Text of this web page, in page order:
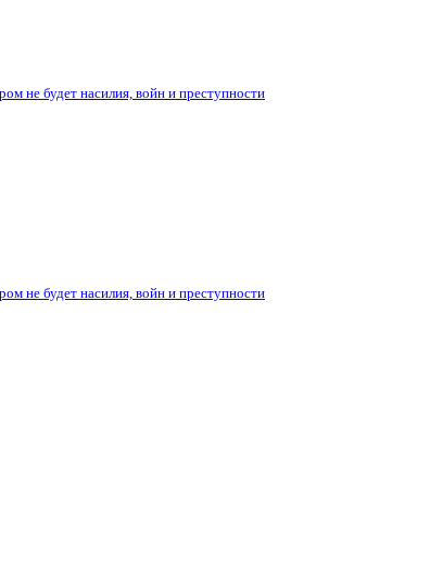
не будет насилия, войн и преступности
не будет насилия, войн и преступности